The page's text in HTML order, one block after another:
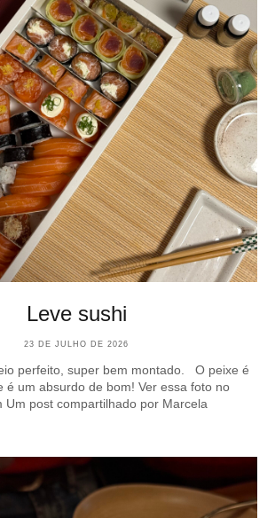
Leve sushi
23 DE JULHO DE 2026
perfeito, super bem montado. O peixe é
é um absurdo de bom! Ver essa foto no
Um post compartilhado por Marcela